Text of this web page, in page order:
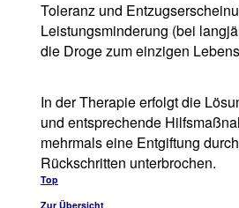
Toleranz und
Leistungsminderung (bei
die Droge zum einzigen
In der Therapie erfolgt die
und entsprechende
mehrmals eine Entgiftung
Rückschritten unterbrochen.
Top
Zur Übersicht